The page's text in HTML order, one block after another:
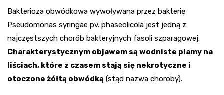
Bakterioza obwódkowa wywoływana przez bakterię
Pseudomonas syringae pv. phaseolicola jest jedną z
najczęstszych chorób bakteryjnych fasoli szparagowej.
Charakterystycznym objawem są wodniste plamy na
liściach, które z czasem stają się nekrotyczne i
otoczone żółtą obwódką (stąd nazwa choroby).